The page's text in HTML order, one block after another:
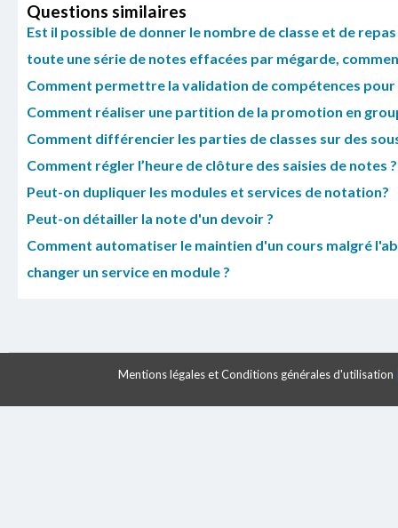
Questions similaires
Est il possible de donner le nombre de classe et de
toute une série de notes effacées par mégarde,
Comment permettre la validation de compétences
Comment réaliser une partition de la promotion en
Comment différencier les parties de classes sur des
Comment régler l’heure de clôture des saisies de notes ?
Peut-on dupliquer les modules et services de notation?
Peut-on détailler la note d'un devoir ?
Comment automatiser le maintien d'un cours malgré
changer un service en module ?
Mentions légales et Conditions générales d'utilisation